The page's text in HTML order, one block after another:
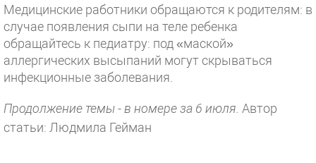
Медицинские работники обращаются к родителям: в
случае появления сыпи на теле ребенка
обращайтесь к педиатру: под «маской»
аллергических высыпаний могут скрываться
инфекционные заболевания.
Продолжение темы - в номере за 6 июля. Автор
статьи: Людмила Гейман